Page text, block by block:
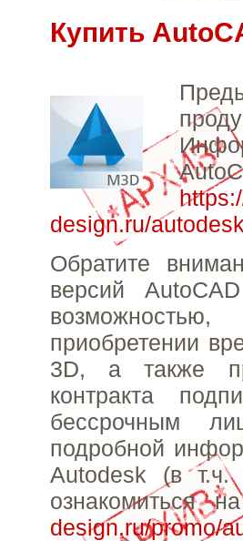
Купить
design.ru/
Обратите
версий
приобретении
3D, а также
контракта
бессрочным
подробной
Autodesk (в
ознакомиться
design.ru/promo/